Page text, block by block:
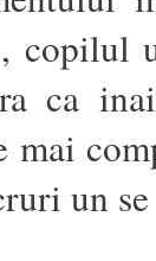
copilul
ca
mai
un